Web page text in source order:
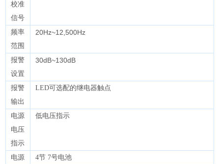
校准
信号
频率
范围
20Hz~12,500Hz
报警
设置
30dB~130dB
报警
输出
LED可选配的继电器触点
电源
电压
指示
低电压指示
电源
4节 7号电池